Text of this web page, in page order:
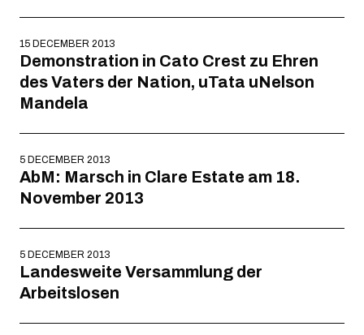
15 DECEMBER 2013
Demonstration in Cato Crest zu Ehren
des Vaters der Nation, uTata uNelson
Mandela
5 DECEMBER 2013
AbM: Marsch in Clare Estate am 18.
November 2013
5 DECEMBER 2013
Landesweite Versammlung der
Arbeitslosen